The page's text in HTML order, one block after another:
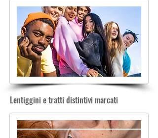
Lentiggini e tratti distintivi marcati